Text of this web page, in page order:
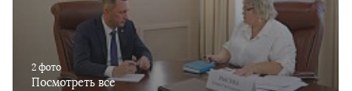
2 фото
Посмотреть все